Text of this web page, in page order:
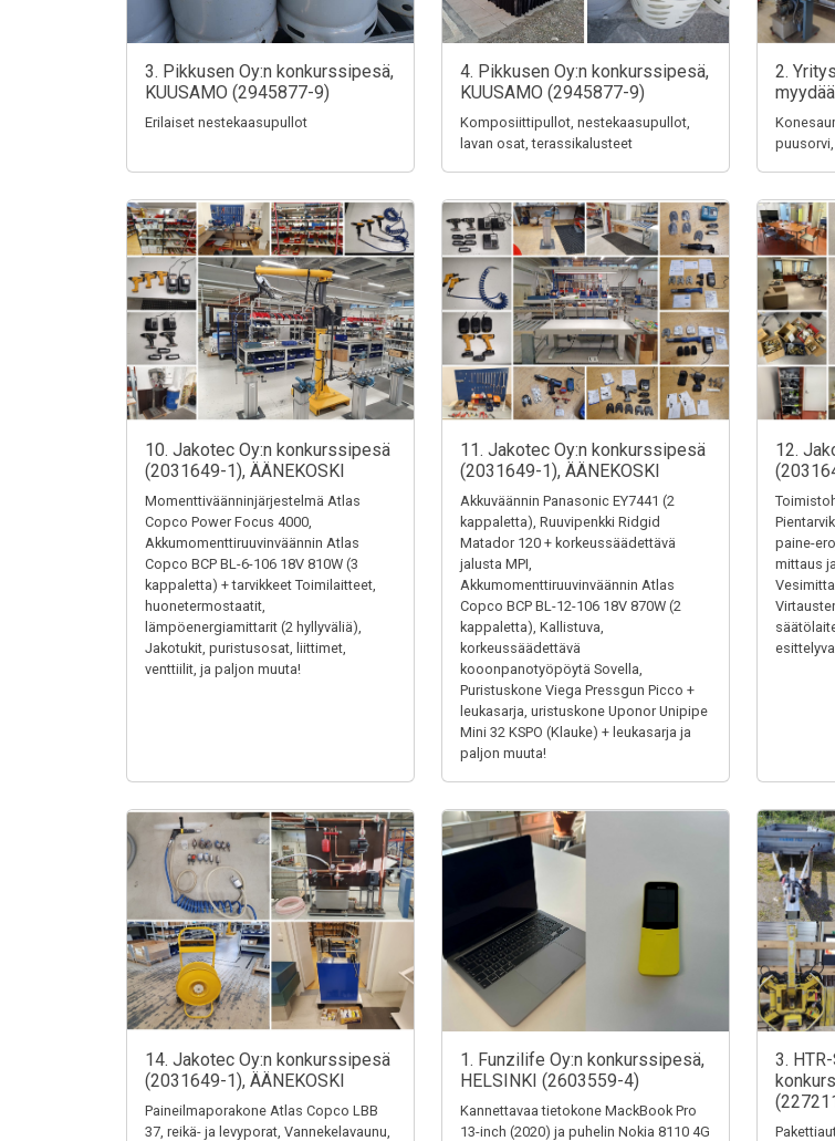
3. Pikkusen Oy:n konkurssipesä,
KUUSAMO (2945877-9)
Erilaiset nestekaasupullot
4. Pikkusen Oy:n konkurssipesä,
KUUSAMO (2945877-9)
Komposiittipullot, nestekaasupullot,
lavan osat, terassikalusteet
2.
10. Jakotec Oy:n konkurssipesä
(2031649-1), ÄÄNEKOSKI
Momenttiväänninjärjestelmä Atlas
Copco Power Focus 4000,
Akkumomenttiruuvinväännin Atlas
Copco BCP BL-6-106 18V 810W (3
kappaletta) + tarvikkeet Toimilaitteet,
huonetermostaatit,
lämpöenergiamittarit (2 hyllyväliä),
Jakotukit, puristusosat, liittimet,
venttiilit, ja paljon muuta!
11. Jakotec Oy:n konkurssipesä
(2031649-1), ÄÄNEKOSKI
Akkuväännin Panasonic EY7441 (2
kappaletta), Ruuvipenkki Ridgid
Matador 120 + korkeussäädettävä
jalusta MPI,
Akkumomenttiruuvinväännin Atlas
Copco BCP BL-12-106 18V 870W (2
kappaletta), Kallistuva,
korkeussäädettävä
kooonpanotyöpöytä Sovella,
Puristuskone Viega Pressgun Picco +
leukasarja, uristuskone Uponor Unipipe
Mini 32 KSPO (Klauke) + leukasarja ja
paljon muuta!
12.
paine-
mittaus
14. Jakotec Oy:n konkurssipesä
(2031649-1), ÄÄNEKOSKI
Paineilmaporakone Atlas Copco LBB
37, reikä- ja levyporat, Vannekelavaunu,
1. Funzilife Oy:n konkurssipesä,
HELSINKI (2603559-4)
Kannettavaa tietokone MackBook Pro
13-inch (2020) ja puhelin Nokia 8110 4G
3.